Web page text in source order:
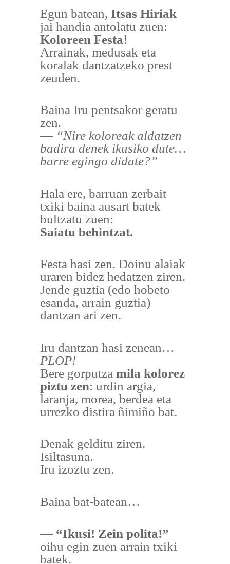
Egun batean, Itsas Hiriak
jai handia antolatu zuen:
Koloreen Festa!
Arrainak, medusak eta
koralak dantzatzeko prest
zeuden.
Baina Iru pentsakor geratu
zen.
— “Nire koloreak aldatzen
badira denek ikusiko dute…
barre egingo didate?”
Hala ere, barruan zerbait
txiki baina ausart batek
bultzatu zuen:
Saiatu behintzat.
Festa hasi zen. Doinu alaiak
uraren bidez hedatzen ziren.
Jende guztia (edo hobeto
esanda, arrain guztia)
dantzan ari zen.
Iru dantzan hasi zenean…
PLOP!
Bere gorputza mila kolorez
piztu zen: urdin argia,
laranja, morea, berdea eta
urrezko distira ñimiño bat.
Denak gelditu ziren.
Isiltasuna.
Iru izoztu zen.
Baina bat-batean…
— “Ikusi! Zein polita!”
oihu egin zuen arrain txiki
batek.